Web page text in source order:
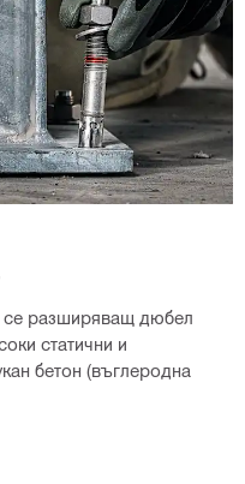
разширяващ дюбел
статични и
бетон (въглеродна